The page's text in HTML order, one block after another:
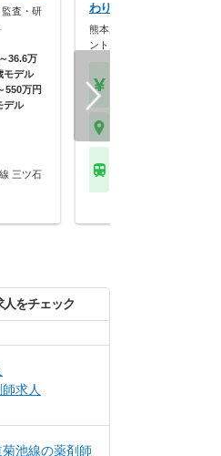
査・研
36.6万
モデル
550万円
デル
三ツ石
わり薬局西合志店
熊本県を中心に九州圏内にド
ント展開。大手を母体…
をチェック
求人
池線の薬剤師